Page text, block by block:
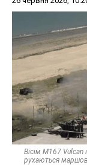
Вісім M167
рухаються